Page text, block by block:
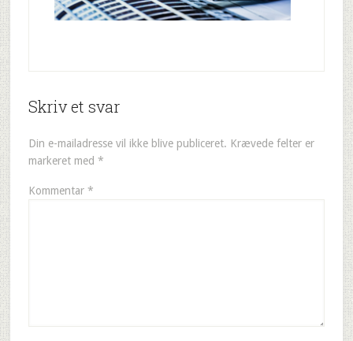
Skriv et svar
Din e-mailadresse vil ikke blive publiceret. Krævede felter er
markeret med *
Kommentar *